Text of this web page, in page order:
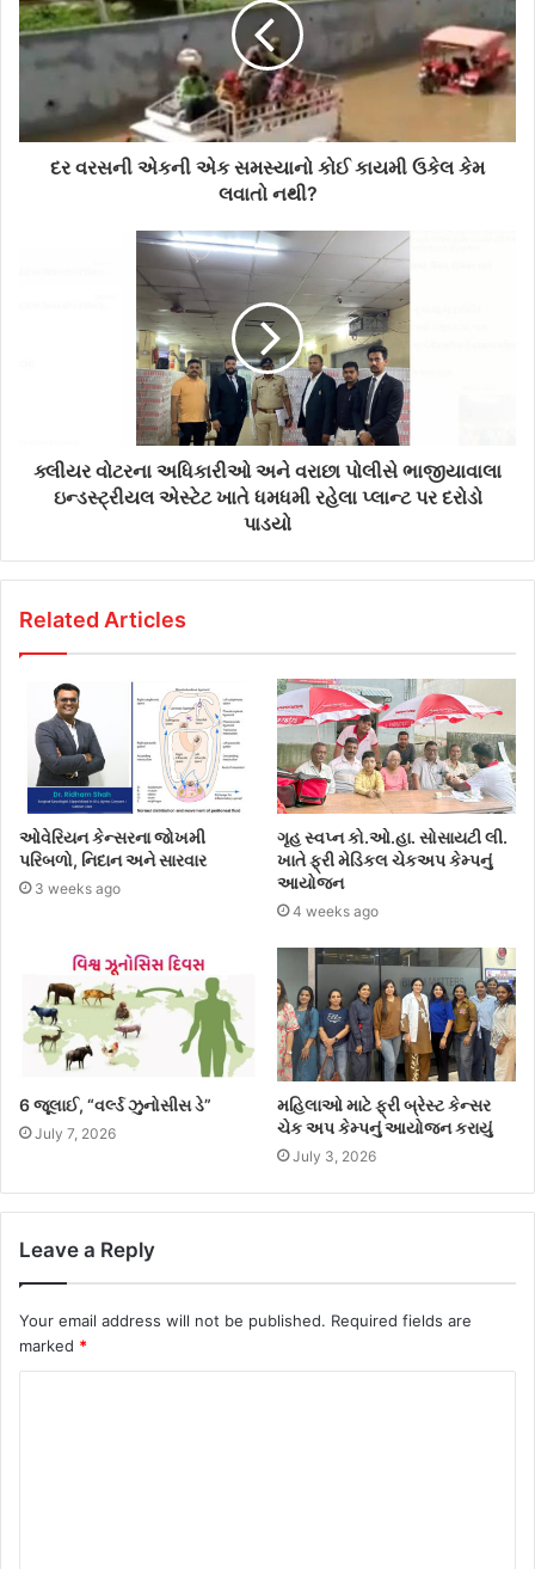
m
a
d
દર વરસની એકની એક સમસ્યાનો કોઈ કાયમી ઉકેલ કેમ
લવાતો નથી?
ક્લીયર વોટરના અધિકારીઓ અને વરાછા પોલીસે ભાજીયાવાલા
ઇન્ડસ્ટ્રીયલ એસ્ટેટ ખાતે ધમધમી રહેલા પ્લાન્ટ પર દરોડો
પાડયો
Related Articles
ઓવેરિયન કેન્સરના જોખમી
પરિબળો, નિદાન અને સારવાર
3 weeks ago
ગૃહ સ્વપ્ન કો.ઓ.હા. સોસાયટી લી.
ખાતે ફ્રી મેડિકલ ચેકઅપ કેમ્પનું
આયોજન
4 weeks ago
6 જૂલાઈ, “વર્લ્ડ ઝુનોસીસ ડે”
July 7, 2026
મહિલાઓ માટે ફ્રી બ્રેસ્ટ કેન્સર
ચેક અપ કેમ્પનું આયોજન કરાયું
July 3, 2026
Leave a Reply
Your email address will not be published. Required fields are
marked *